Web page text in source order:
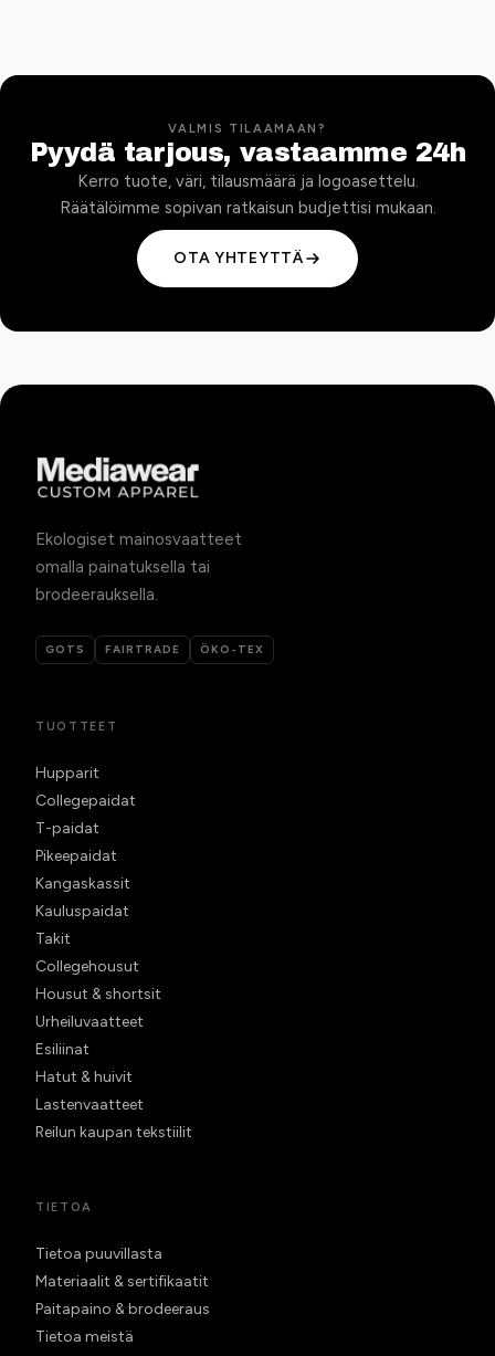
VALMIS TILAAMAAN?
Pyydä tarjous, vastaamme 24h
Kerro tuote, väri, tilausmäärä ja logoasettelu.
Räätälöimme sopivan ratkaisun budjettisi mukaan.
OTA YHTEYTTÄ
Ekologiset mainosvaatteet
omalla painatuksella tai
brodeerauksella.
GOTS FAIRTRADE ÖKO-TEX
TUOTTEET
Hupparit
Collegepaidat
T-paidat
Pikeepaidat
Kangaskassit
Kauluspaidat
Takit
Collegehousut
Housut & shortsit
Urheiluvaatteet
Esiliinat
Hatut & huivit
Lastenvaatteet
Reilun kaupan tekstiilit
TIETOA
Tietoa puuvillasta
Materiaalit & sertifikaatit
Paitapaino & brodeeraus
Tietoa meistä